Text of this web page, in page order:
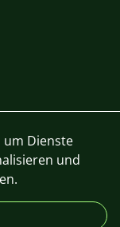
um Dienste
und